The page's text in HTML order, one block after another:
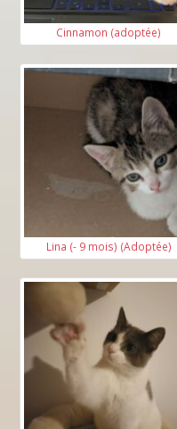
Cinnamon (adoptée)
Lina (- 9 mois) (Adoptée)